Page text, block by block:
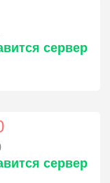
сервер
сервер